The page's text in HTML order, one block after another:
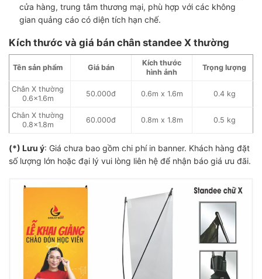
cửa hàng, trung tâm thương mại, phù hợp với các không
gian quảng cáo có diện tích hạn chế.
Kích thước và giá bán chân standee X thường
Tên sản phẩm Giá bán
Kích thước
hình ảnh
Trọng lượng
Chân X thường
0.6×1.6m
50.000đ 0.6m x 1.6m 0.4 kg
Chân X thường
0.8×1.8m
60.000đ 0.8m x 1.8m 0.5 kg
(*) Lưu ý: Giá chưa bao gồm chi phí in banner. Khách hàng đặt
số lượng lớn hoặc đại lý vui lòng liên hệ để nhận báo giá ưu đãi.